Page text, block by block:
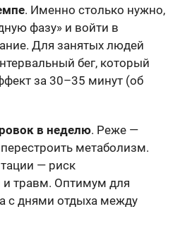
. Именно столько нужно,
фазу» и войти в
Для занятых людей
бег, который
за 30–35 минут (об
в неделю. Реже —
метаболизм.
— риск
и травм. Оптимум для
с днями отдыха между